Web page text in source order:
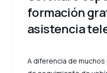
formación
asistencia
A diferencia de